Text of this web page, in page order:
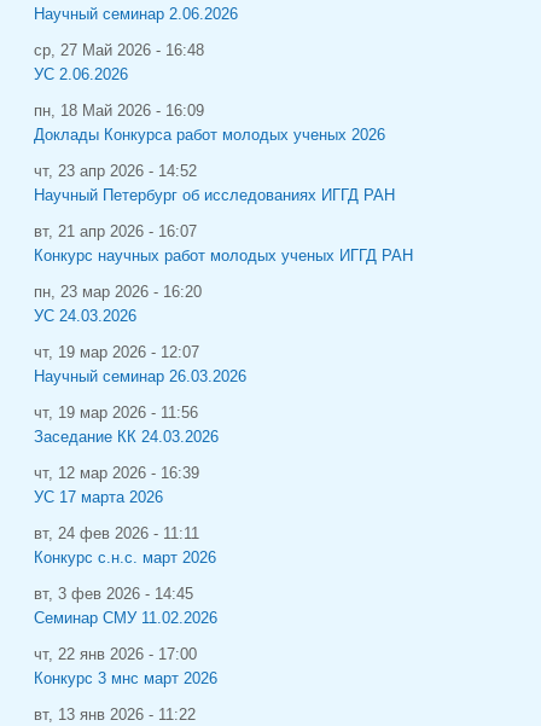
Научный семинар 2.06.2026
ср, 27 Май 2026 - 16:48
УС 2.06.2026
пн, 18 Май 2026 - 16:09
Доклады Конкурса работ молодых ученых 2026
чт, 23 апр 2026 - 14:52
Научный Петербург об исследованиях ИГГД РАН
вт, 21 апр 2026 - 16:07
Конкурс научных работ молодых ученых ИГГД РАН
пн, 23 мар 2026 - 16:20
УС 24.03.2026
чт, 19 мар 2026 - 12:07
Научный семинар 26.03.2026
чт, 19 мар 2026 - 11:56
Заседание КК 24.03.2026
чт, 12 мар 2026 - 16:39
УС 17 марта 2026
вт, 24 фев 2026 - 11:11
Конкурс с.н.с. март 2026
вт, 3 фев 2026 - 14:45
Семинар СМУ 11.02.2026
чт, 22 янв 2026 - 17:00
Конкурс 3 мнс март 2026
вт, 13 янв 2026 - 11:22